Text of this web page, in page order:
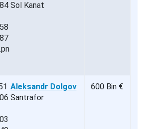
Sol Kanat
Aleksandr Dolgov
Santrafor
600 Bin €